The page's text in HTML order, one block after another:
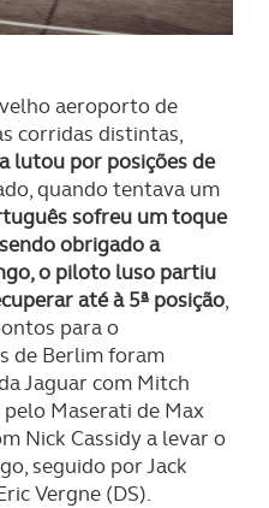
aeroporto de
corridas distintas,
lutou por posições de
quando tentava um
sofreu um toque
obrigado a
o piloto luso partiu
até à 5ª posição,
para o
de Berlim foram
Jaguar com Mitch
pelo Maserati de Max
Nick Cassidy a levar o
seguido por Jack
Vergne (DS).